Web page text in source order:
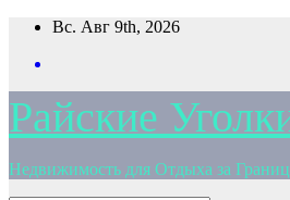
Перейти
содержимому
Вс. Авг 9th, 2026
Райские
Недвижимость для Отдыха за